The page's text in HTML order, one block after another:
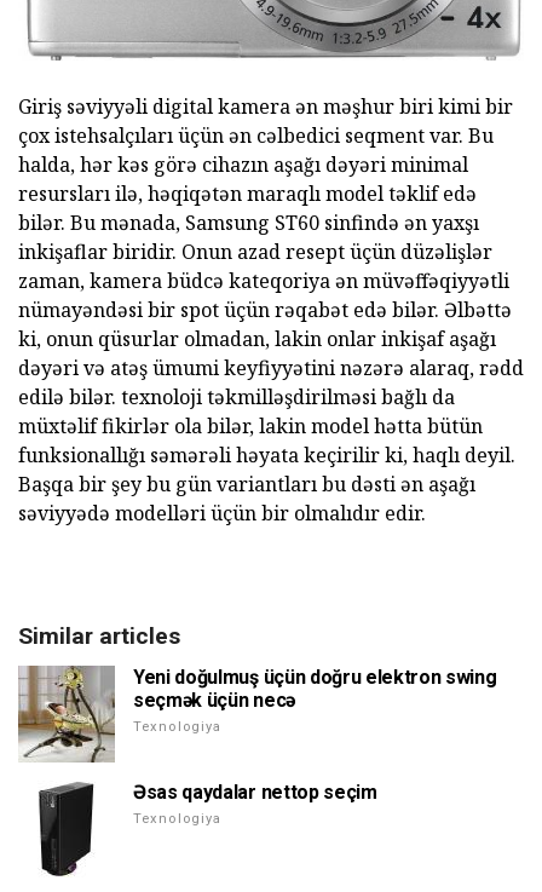
Giriş səviyyəli digital kamera ən məşhur biri kimi bir
çox istehsalçıları üçün ən cəlbedici seqment var. Bu
halda, hər kəs görə cihazın aşağı dəyəri minimal
resursları ilə, həqiqətən maraqlı model təklif edə
bilər. Bu mənada, Samsung ST60 sinfində ən yaxşı
inkişaflar biridir. Onun azad resept üçün düzəlişlər
zaman, kamera büdcə kateqoriya ən müvəffəqiyyətli
nümayəndəsi bir spot üçün rəqabət edə bilər. Əlbəttə
ki, onun qüsurlar olmadan, lakin onlar inkişaf aşağı
dəyəri və atəş ümumi keyfiyyətini nəzərə alaraq, rədd
edilə bilər. texnoloji təkmilləşdirilməsi bağlı da
müxtəlif fikirlər ola bilər, lakin model hətta bütün
funksionallığı səmərəli həyata keçirilir ki, haqlı deyil.
Başqa bir şey bu gün variantları bu dəsti ən aşağı
səviyyədə modelləri üçün bir olmalıdır edir.
Similar articles
Yeni doğulmuş üçün doğru elektron swing
seçmək üçün necə
Texnologiya
Əsas qaydalar nettop seçim
Texnologiya